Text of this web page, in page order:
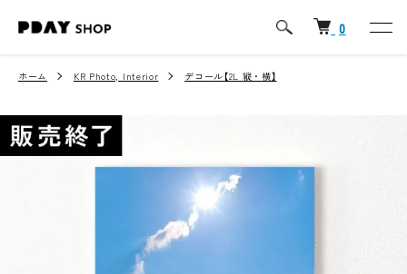
0
ホーム KR Photo, Interior デコール【2L 縦・横】